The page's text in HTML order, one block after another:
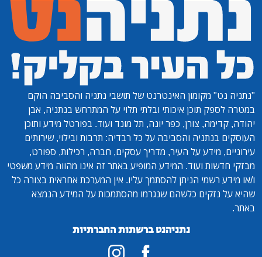
"נתניה נט" מקומון האינטרנט של תושבי נתניה והסביבה הוקם
במטרה לספק תוכן איכותי ובלתי תלוי על המתרחש בנתניה, אבן
יהודה, קדימה, צורן, כפר יונה, תל מונד ועוד. בפורטל מידע ותוכן
העוסקים בנתניה והסביבה על כל רבדיה: תרבות ובילוי, שירותים
עירוניים, מידע על העיר, מדריך עסקים, חברה, רכילות, ספורט,
מבזקי חדשות ועוד. המידע המופיע באתר זה אינו מהווה מידע משפטי
ו/או מידע רשמי הניתן להסתמך עליו. אין המערכת אחראית בצורה כל
שהיא על נזקים כלשהם שנגרמו מהסתמכות על המידע הנמצא
באתר.
נתניהנט ברשתות החברתיות